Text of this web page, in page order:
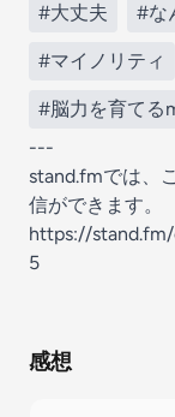
#大丈夫 #な
#マイノリティ
#脳力を育てる
---
stand.fmでは、
信ができます。
https://
5
感想